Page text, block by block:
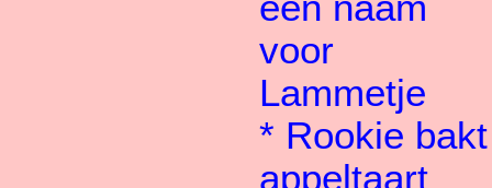
voor
Lammetje
* Rookie bakt
appeltaart